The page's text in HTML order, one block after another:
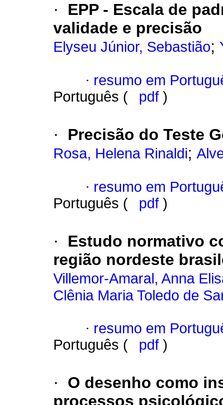
·
EPP - Escala de
validade e precisão
Elyseu Júnior, Sebastião;
· resumo em
Português (
pdf )
· Precisão do Teste
Rosa, Helena Rinaldi;
· resumo em
Português (
pdf )
·
Estudo normativo
região nordeste
Villemor-Amaral, Anna
Clênia Maria Toledo de
· resumo em
Português (
pdf )
·
O desenho como
processos